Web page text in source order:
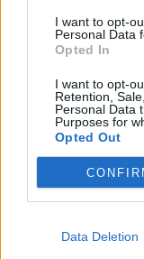
I want to opt-
Personal Data
Opted In
I want to opt-
Retention,
Personal Data
Purposes for
Opted Out
Data Deletion
Älytön torjunta!
puolustaja venyi
torjuntaan oman
LIITTYVÄT ARTIKKELIT
MM-